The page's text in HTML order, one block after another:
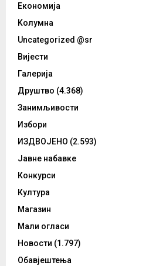
Eкономија
Kолумнa
Uncategorized @sr
Вијести
Галерија
Друштво (4.368)
Занимљивости
Избори
ИЗДВОЈЕНО (2.593)
Јавне набавке
Конкурси
Култура
Магазин
Мали огласи
Новости (1.797)
Обавјештења